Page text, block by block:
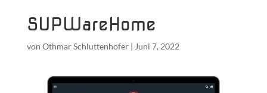
SUPWareHome
von Othmar Schluttenhofer| Juni 7, 2022